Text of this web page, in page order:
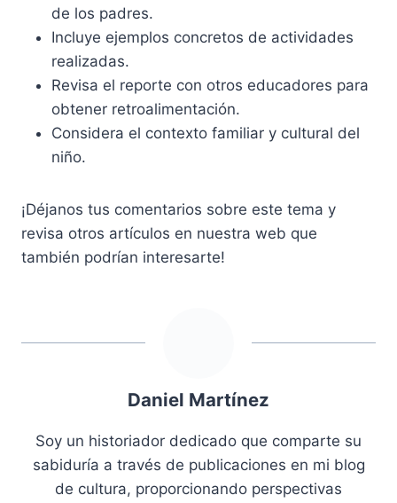
de los padres.
Incluye ejemplos concretos de actividades
realizadas.
Revisa el reporte con otros educadores para
obtener retroalimentación.
Considera el contexto familiar y cultural del
niño.
¡Déjanos tus comentarios sobre este tema y
revisa otros artículos en nuestra web que
también podrían interesarte!
Daniel Martínez
Soy un historiador dedicado que comparte su
sabiduría a través de publicaciones en mi blog
de cultura, proporcionando perspectivas